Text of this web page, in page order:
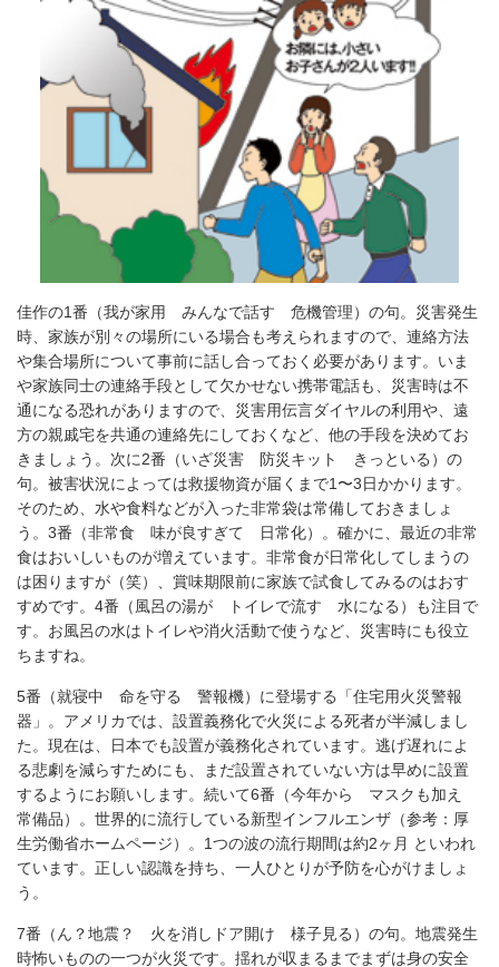
佳作の1番（我が家用 みんなで話す 危機管理）の句。災害発生
時、家族が別々の場所にいる場合も考えられますので、連絡方法
や集合場所について事前に話し合っておく必要があります。いま
や家族同士の連絡手段として欠かせない携帯電話も、災害時は不
通になる恐れがありますので、災害用伝言ダイヤルの利用や、遠
方の親戚宅を共通の連絡先にしておくなど、他の手段を決めてお
きましょう。次に2番（いざ災害 防災キット きっといる）の
句。被害状況によっては救援物資が届くまで1〜3日かかります。
そのため、水や食料などが入った非常袋は常備しておきましょ
う。3番（非常食 味が良すぎて 日常化）。確かに、最近の非常
食はおいしいものが増えています。非常食が日常化してしまうの
は困りますが（笑）、賞味期限前に家族で試食してみるのはおす
すめです。4番（風呂の湯が トイレで流す 水になる）も注目で
す。お風呂の水はトイレや消火活動で使うなど、災害時にも役立
ちますね。
5番（就寝中 命を守る 警報機）に登場する「住宅用火災警報
器」。アメリカでは、設置義務化で火災による死者が半減しまし
た。現在は、日本でも設置が義務化されています。逃げ遅れによ
る悲劇を減らすためにも、まだ設置されていない方は早めに設置
するようにお願いします。続いて6番（今年から マスクも加え
常備品）。世界的に流行している新型インフルエンザ（参考：厚
生労働省ホームページ）。1つの波の流行期間は約2ヶ月 といわれ
ています。正しい認識を持ち、一人ひとりが予防を心がけましょ
う。
7番（ん？地震？ 火を消しドア開け 様子見る）の句。地震発生
時怖いものの一つが火災です。揺れが収まるまでまずは身の安全